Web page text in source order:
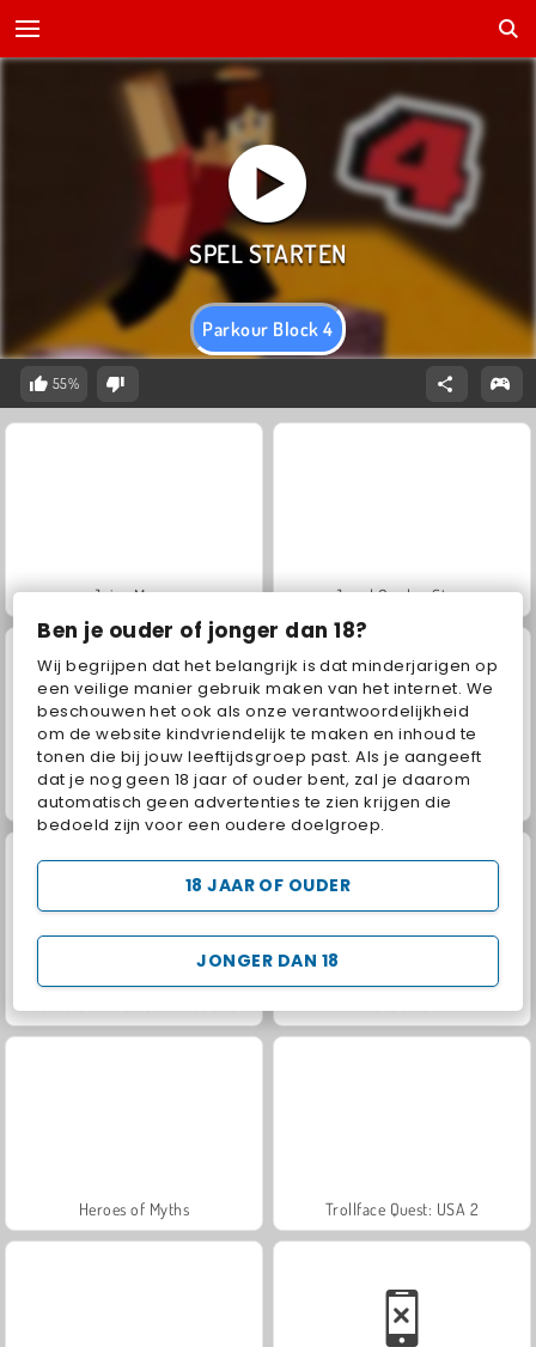
Ben je ouder of jonger dan 18?
Wij begrijpen dat het belangrijk is dat minderjarigen op
een veilige manier gebruik maken van het internet. We
beschouwen het ook als onze verantwoordelijkheid
om de website kindvriendelijk te maken en inhoud te
tonen die bij jouw leeftijdsgroep past. Als je aangeeft
dat je nog geen 18 jaar of ouder bent, zal je daarom
automatisch geen advertenties te zien krijgen die
bedoeld zijn voor een oudere doelgroep.
JONGER DAN 18
18 JAAR OF OUDER
Parkour Block 4
55%
Juice Merge Jewel Garden Story
Grand Mahjong Connect
Heroes of Myths Trollface Quest: USA 2